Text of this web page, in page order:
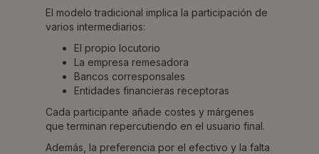
El modelo tradicional implica la participación de
varios intermediarios:
El propio locutorio
La empresa remesadora
Bancos corresponsales
Entidades financieras receptoras
Cada participante añade costes y márgenes
que terminan repercutiendo en el usuario final.
Además, la preferencia por el efectivo y la falta